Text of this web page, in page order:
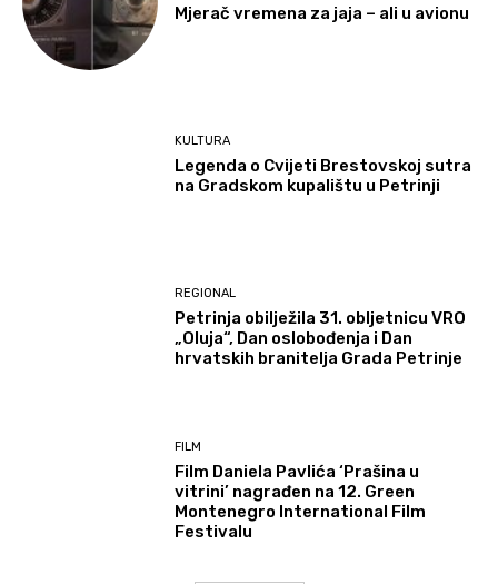
Mjerač vremena za jaja – ali u avionu
KULTURA
Legenda o Cvijeti Brestovskoj sutra
na Gradskom kupalištu u Petrinji
REGIONAL
Petrinja obilježila 31. obljetnicu VRO
„Oluja“, Dan oslobođenja i Dan
hrvatskih branitelja Grada Petrinje
FILM
Film Daniela Pavlića ‘Prašina u
vitrini’ nagrađen na 12. Green
Montenegro International Film
Festivalu